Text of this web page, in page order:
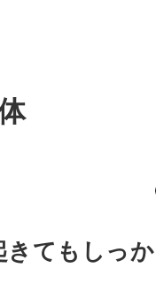
きてもしっ